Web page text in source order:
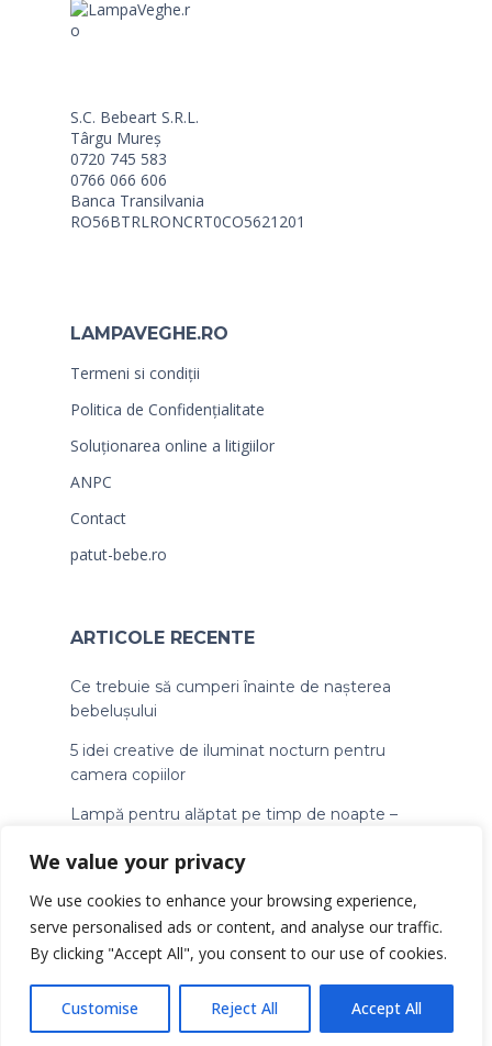
We value your privacy
We use cookies to enhance your browsing experience,
serve personalised ads or content, and analyse our traffic.
By clicking "Accept All", you consent to our use of cookies.
Customise Reject All Accept All
S.C. Bebeart S.R.L.
Târgu Mureș
0720 745 583
0766 066 606
Banca Transilvania
RO56BTRLRONCRT0CO5621201
LAMPAVEGHE.RO
Termeni si condiții
Politica de Confidențialitate
Soluționarea online a litigiilor
ANPC
Contact
patut-bebe.ro
ARTICOLE RECENTE
Ce trebuie să cumperi înainte de nașterea
bebelușului
5 idei creative de iluminat nocturn pentru
camera copiilor
Lampă pentru alăptat pe timp de noapte –
© Copyright lampaveghe.ro